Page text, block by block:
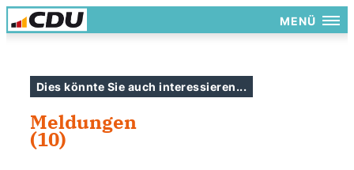
MENÜ
Dies könnte Sie auch interessieren...
Meldungen
(10)